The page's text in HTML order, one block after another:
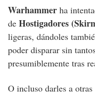
Warhammer ha
de Hostigadores
ligeras, dándoles
poder disparar sin
presumiblemente tras
O incluso darles a